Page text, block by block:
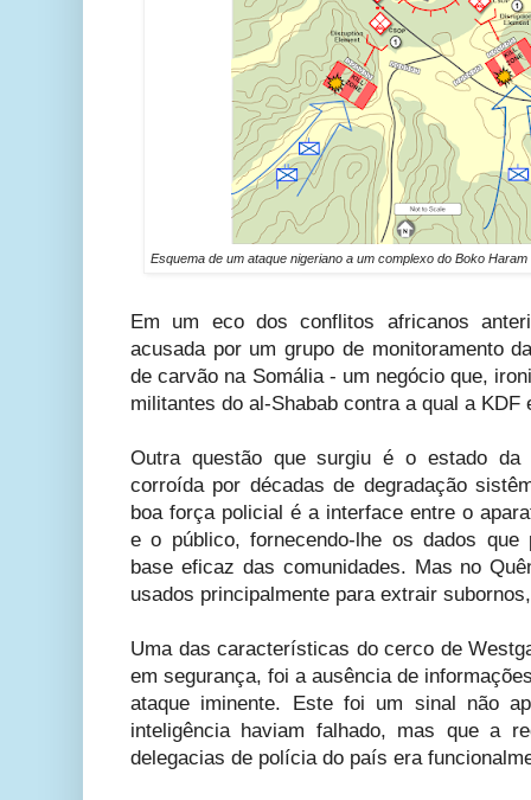
Esquema de um ataque nigeriano a um complexo do Boko
Em um eco dos conflitos africanos
acusada por um grupo de monitoramento
de carvão na Somália - um negócio que,
militantes do al-Shabab contra a qual a KDF
Outra questão que surgiu é o estado da
corroída por décadas de degradação
boa força policial é a interface entre o
e o público, fornecendo-lhe os dados que
base eficaz das comunidades. Mas no
usados principalmente para extrair
Uma das características do cerco de
em segurança, foi a ausência de
ataque iminente. Este foi um sinal não
inteligência haviam falhado, mas que a
delegacias de polícia do país era